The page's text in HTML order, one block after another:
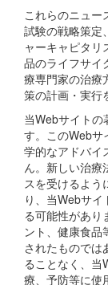
これらのニュー
試験の戦略策定
ャーキャピタリ
品のライフサイ
療専門家の治療
策の計画・実行
当Webサイトの
す。このWebサ
学的なアドバイ
ん。新しい治療
スを受けるよう
り、当Webサ
る可能性があり
ント、健康食品
されたものでは
ることなく、当
療、予防等に使